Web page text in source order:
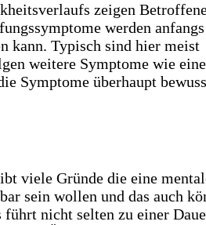
zeigen
werden
kann. Typisch sind hier meist
weitere Symptome wie
Symptome überhaupt
viele Gründe die eine
sein wollen und das auch
nicht selten zu einer